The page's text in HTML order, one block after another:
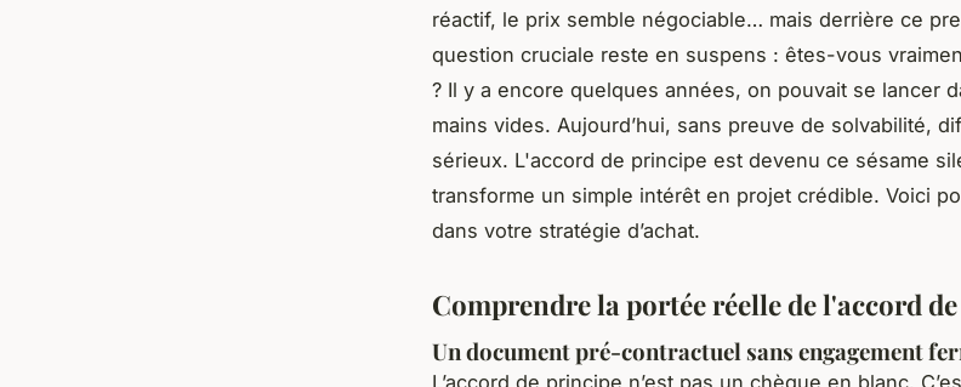
réactif, le prix semble négociable… mais derrière ce
question cruciale reste en suspens : êtes-vous
? Il y a encore quelques années, on pouvait se lancer
mains vides. Aujourd’hui, sans preuve de solvabilité,
sérieux. L'accord de principe est devenu ce sésame
transforme un simple intérêt en projet crédible. Voici
dans votre stratégie d’achat.
Comprendre la portée réelle de l'accord
Un document pré-contractuel sans engagement
L’accord de principe n’est pas un chèque en blanc.